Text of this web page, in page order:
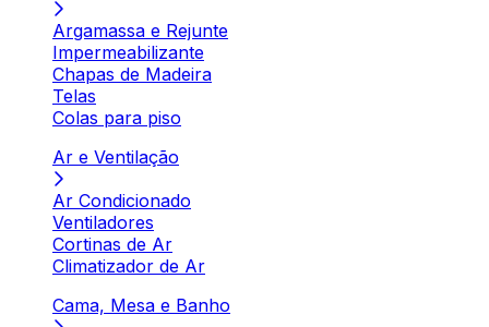
Argamassa e Rejunte
Impermeabilizante
Chapas de Madeira
Telas
Colas para piso
Ar e Ventilação
Ar Condicionado
Ventiladores
Cortinas de Ar
Climatizador de Ar
Cama, Mesa e Banho